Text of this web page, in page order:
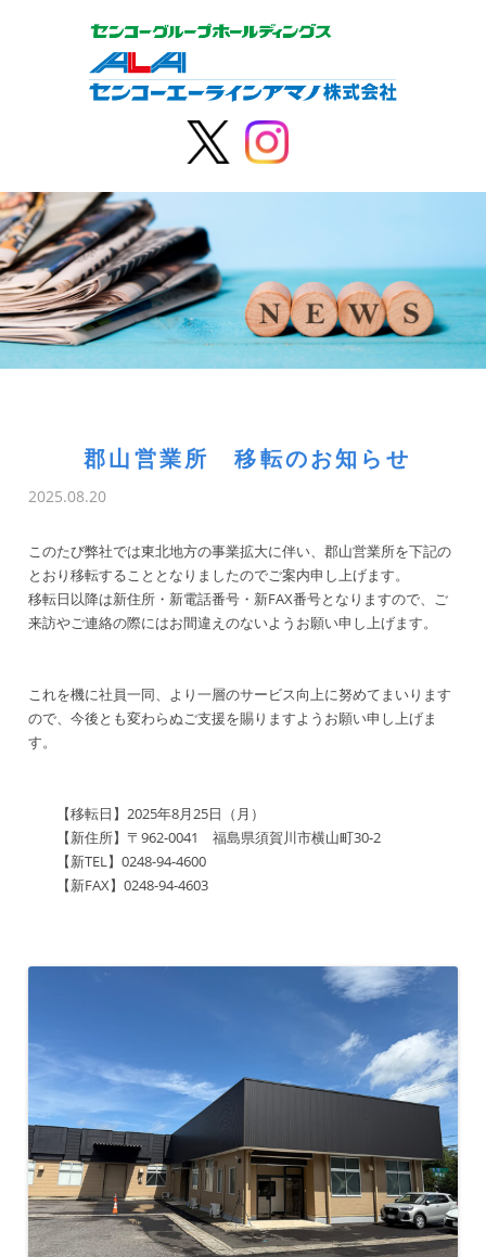
郡山営業所 移転のお知らせ
2025.08.20
このたび弊社では東北地方の事業拡大に伴い、郡山営業所を下記の
とおり移転することとなりましたのでご案内申し上げます。
移転日以降は新住所・新電話番号・新FAX番号となりますので、ご
来訪やご連絡の際にはお間違えのないようお願い申し上げます。
これを機に社員一同、より一層のサービス向上に努めてまいります
ので、今後とも変わらぬご支援を賜りますようお願い申し上げま
す。
【移転日】2025年8月25日（月）
【新住所】〒962-0041 福島県須賀川市横山町30-2
【新TEL】0248-94-4600
【新FAX】0248-94-4603